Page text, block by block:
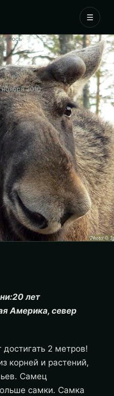
☰
›Лось
ноября 2010
лет
Америка, север
2 метров!
корней и растений,
Самец
самки. Самка